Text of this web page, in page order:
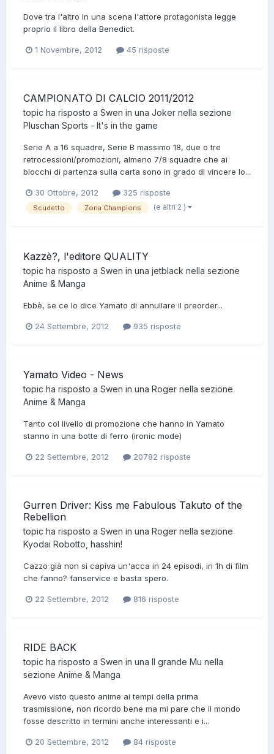
Dove tra l'altro in una scena l'attore protagonista legge
proprio il libro della Benedict.
1 Novembre, 2012 45 risposte
CAMPIONATO DI CALCIO 2011/2012
topic ha risposto a Swen in una Joker nella sezione
Pluschan Sports - It's in the game
Serie A a 16 squadre, Serie B massimo 18, due o tre
retrocessioni/promozioni, almeno 7/8 squadre che ai
blocchi di partenza sulla carta sono in grado di vincere lo...
30 Ottobre, 2012 325 risposte
Scudetto Zona Champions (e altri 2 )
Kazzè?, l'editore QUALITY
topic ha risposto a Swen in una jetblack nella sezione
Anime & Manga
Ebbè, se ce lo dice Yamato di annullare il preorder...
24 Settembre, 2012 935 risposte
Yamato Video - News
topic ha risposto a Swen in una Roger nella sezione
Anime & Manga
Tanto col livello di promozione che hanno in Yamato
stanno in una botte di ferro (ironic mode)
22 Settembre, 2012 20782 risposte
Gurren Driver: Kiss me Fabulous Takuto of the
Rebellion
topic ha risposto a Swen in una Roger nella sezione
Kyodai Robotto, hasshin!
Cazzo già non si capiva un'acca in 24 episodi, in 1h di film
che fanno? fanservice e basta spero.
22 Settembre, 2012 816 risposte
RIDE BACK
topic ha risposto a Swen in una Il grande Mu nella
sezione Anime & Manga
Avevo visto questo anime ai tempi della prima
trasmissione, non ricordo bene ma mi pare che il mondo
fosse descritto in termini anche interessanti e i...
20 Settembre, 2012 84 risposte